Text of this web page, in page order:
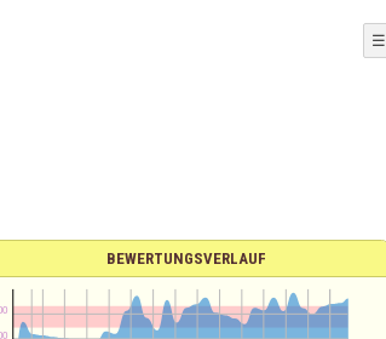
☰
BEWERTUNGSVERLAUF